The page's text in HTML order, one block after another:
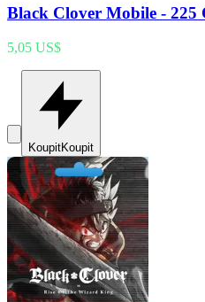
Black Clover Mobile -
5,05 US$
KoupitKoupit